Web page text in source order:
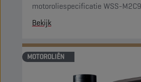
motoroliespecificatie WSS-
Bekijk
MOTOROLIËN